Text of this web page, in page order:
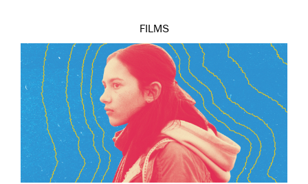
FILMS